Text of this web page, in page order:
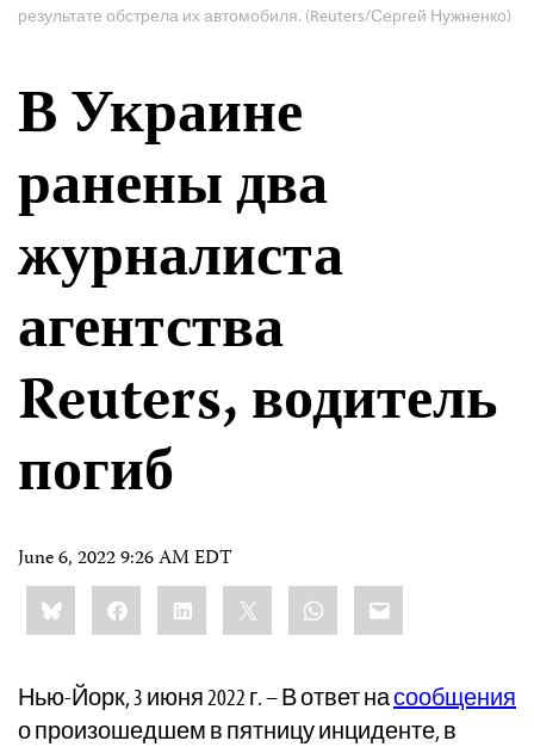
результате обстрела их автомобиля. (Reuters/Сергей Нужненко)
В Украине
ранены два
журналиста
агентства
Reuters, водитель
погиб
June 6, 2022 9:26 AM EDT
Share
this:BlueskyFacebookLinkedIn WhatsApp
Email
Нью-Йорк, 3 июня 2022 г. – В ответ насообщения
о произошедшем в пятницу инциденте, в